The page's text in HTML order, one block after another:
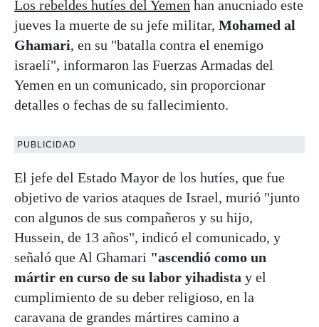
Los rebeldes hutíes del Yemen han anucniado este
jueves la muerte de su jefe militar, Mohamed al
Ghamari, en su "batalla contra el enemigo
israelí", informaron las Fuerzas Armadas del
Yemen en un comunicado, sin proporcionar
detalles o fechas de su fallecimiento.
PUBLICIDAD
El jefe del Estado Mayor de los hutíes, que fue
objetivo de varios ataques de Israel, murió "junto
con algunos de sus compañeros y su hijo,
Hussein, de 13 años", indicó el comunicado, y
señaló que Al Ghamari "ascendió como un
mártir en curso de su labor yihadista y el
cumplimiento de su deber religioso, en la
caravana de grandes mártires camino a